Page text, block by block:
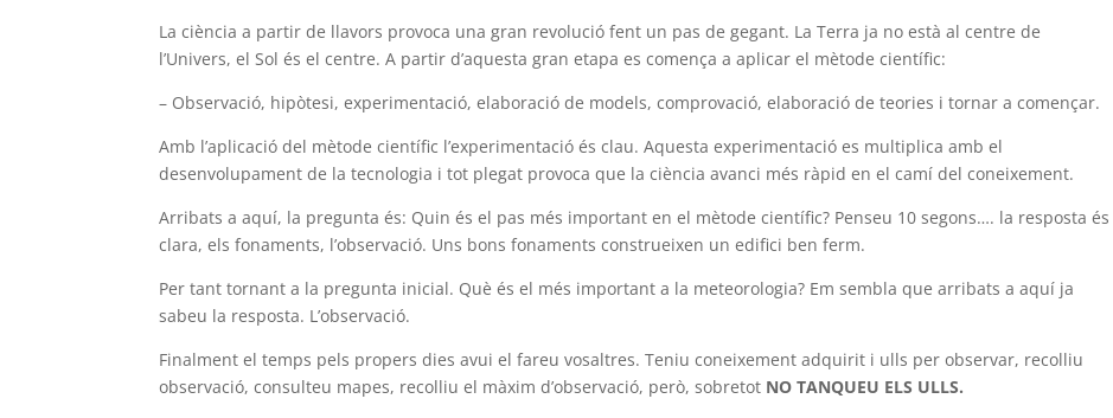
La ciència a partir de llavors provoca una gran revolució fent un pas de gegant. La Terra ja no està al centre de
l’Univers, el Sol és el centre. A partir d’aquesta gran etapa es comença a aplicar el mètode científic:
– Observació, hipòtesi, experimentació, elaboració de models, comprovació, elaboració de teories i tornar a començar.
Amb l’aplicació del mètode científic l’experimentació és clau. Aquesta experimentació es multiplica amb el
desenvolupament de la tecnologia i tot plegat provoca que la ciència avanci més ràpid en el camí del coneixement.
Arribats a aquí, la pregunta és: Quin és el pas més important en el mètode científic? Penseu 10 segons…. la resposta és
clara, els fonaments, l’observació. Uns bons fonaments construeixen un edifici ben ferm.
Per tant tornant a la pregunta inicial. Què és el més important a la meteorologia? Em sembla que arribats a aquí ja
sabeu la resposta. L’observació.
Finalment el temps pels propers dies avui el fareu vosaltres. Teniu coneixement adquirit i ulls per observar, recolliu
observació, consulteu mapes, recolliu el màxim d’observació, però, sobretot NO TANQUEU ELS ULLS.